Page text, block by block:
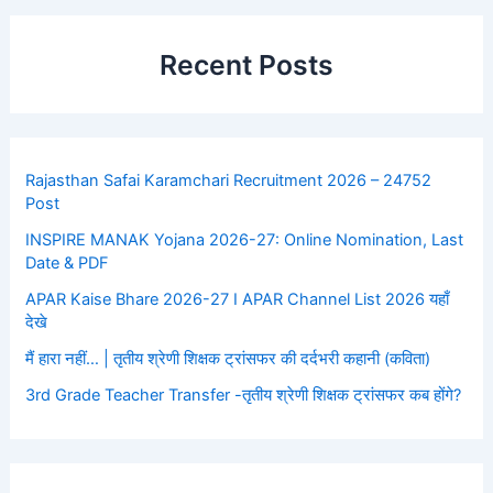
Recent Posts
Rajasthan Safai Karamchari Recruitment 2026 – 24752
Post
INSPIRE MANAK Yojana 2026-27: Online Nomination, Last
Date & PDF
APAR Kaise Bhare 2026-27 I APAR Channel List 2026 यहाँ
देखे
मैं हारा नहीं… | तृतीय श्रेणी शिक्षक ट्रांसफर की दर्दभरी कहानी (कविता)
3rd Grade Teacher Transfer -तृतीय श्रेणी शिक्षक ट्रांसफर कब होंगे?